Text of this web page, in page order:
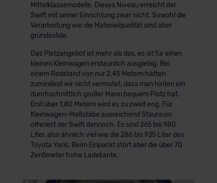
Mittelklassemodelle. Dieses Niveau erreicht der
Swift mit seiner Einrichtung zwar nicht. Sowohl die
Verarbeitung wie die Materialqualität sind aber
grundsolide.
Das Platzangebot ist mehr als das, es ist für einen
kleinen Kleinwagen erstaunlich ausgiebig. Bei
einem Radstand von nur 2,45 Metern hätten
zumindest wir nicht vermutet, dass man hinten ein
durchschnittlich großer Mann bequem Platz hat.
Erst über 1,80 Metern wird es zu zweit eng. Für
Kleinwagen-Maßstäbe ausreichend Stauraum
offeriert der Swift dennoch. Es sind 265 bis 980
Liter, also ähnlich viel wie die 286 bis 935 Liter des
Toyota Yaris. Beim Einpackt stört aber die über 70
Zentimeter hohe Ladekante.